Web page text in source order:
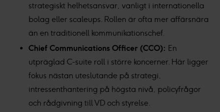
strategiskt helhetsansvar, vanligt i internationella
bolag eller scaleups. Rollen är ofta mer affärsnära
än en traditionell kommunikationschef.
Chief Communications Officer (CCO): En
utpräglad C-suite roll i större koncerner. Här ligger
fokus nästan uteslutande på strategi,
intressenthantering på högsta nivå, policyfrågor
och rådgivning till VD och styrelse.